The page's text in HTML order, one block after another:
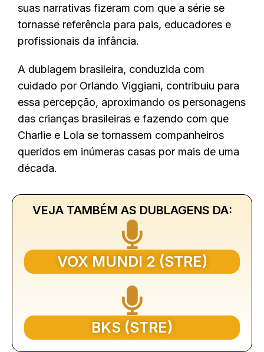
suas narrativas fizeram com que a série se
tornasse referência para pais, educadores e
profissionais da infância.
A dublagem brasileira, conduzida com
cuidado por Orlando Viggiani, contribuiu para
essa percepção, aproximando os personagens
das crianças brasileiras e fazendo com que
Charlie e Lola se tornassem companheiros
queridos em inúmeras casas por mais de uma
década.
VEJA TAMBÉM AS DUBLAGENS DA:
VOX MUNDI 2 (STRE)
BKS (STRE)